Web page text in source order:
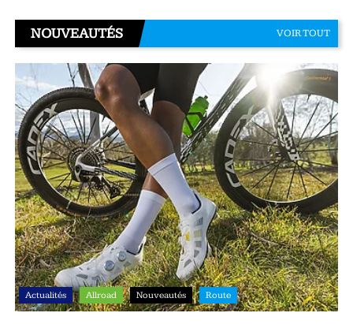
NOUVEAUTÉS VOIR TOUT
Actualités Allroad Nouveautés Route